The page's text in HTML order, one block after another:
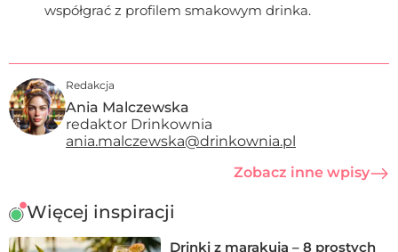
współgrać z profilem smakowym drinka.
Redakcja
Ania Malczewska
redaktor Drinkownia
ania.malczewska@drinkownia.pl
Zobacz inne wpisy
Więcej inspiracji
Drinki z marakują – 8 prostych